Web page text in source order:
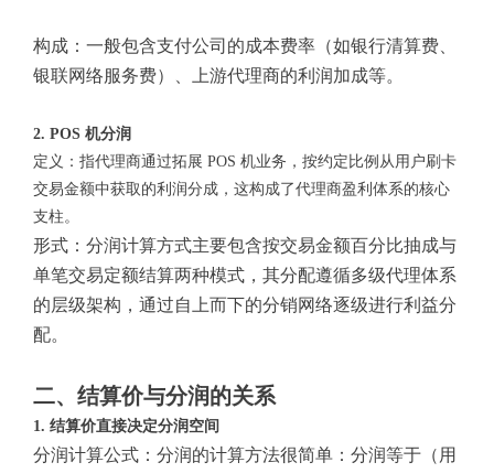
构成：一般包含支付公司的成本费率（如银行清算费、
银联网络服务费）、上游代理商的利润加成等。
2. POS 机分润
定义：指代理商通过拓展 POS 机业务，按约定比例从用户刷卡
交易金额中获取的利润分成，这构成了代理商盈利体系的核心
支柱。
形式：分润计算方式主要包含按交易金额百分比抽成与
单笔交易定额结算两种模式，其分配遵循多级代理体系
的层级架构，通过自上而下的分销网络逐级进行利益分
配。
二、结算价与分润的关系
1. 结算价直接决定分润空间
分润计算公式：分润的计算方法很简单：分润等于（用